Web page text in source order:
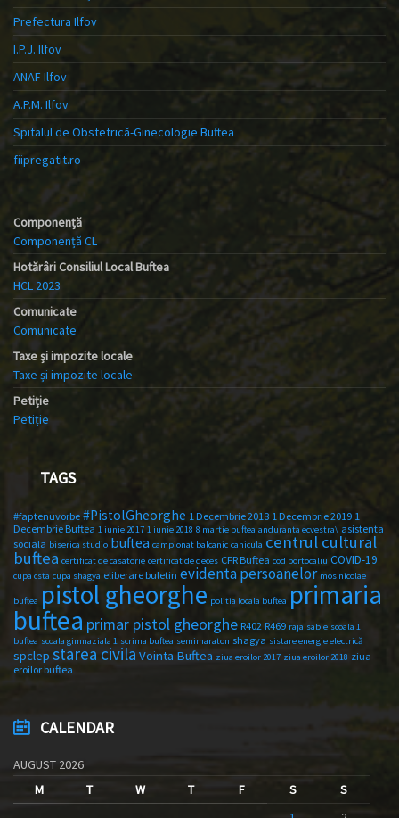
Prefectura Ilfov
I.P.J. Ilfov
ANAF Ilfov
A.P.M. Ilfov
Spitalul de Obstetrică-Ginecologie Buftea
fiipregatit.ro
Componență
Componență CL
Hotărâri Consiliul Local Buftea
HCL 2023
Comunicate
Comunicate
Taxe și impozite locale
Taxe și impozite locale
Petiție
Petiție
TAGS
#faptenuvorbe #PistolGheorghe 1 Decembrie 2018 1 Decembrie 2019 1
Decembrie Buftea 1 iunie 2017 1 iunie 2018 8 martie buftea anduranta ecvestra\ asistenta
sociala biserica studio buftea campionat balcanic canicula centrul cultural
buftea certificat de casatorie certificat de deces CFR Buftea cod portocaliu COVID-19
cupa csta cupa shagya eliberare buletin evidenta persoanelor mos nicolae
buftea pistol gheorghe politia locala buftea primaria
buftea primar pistol gheorghe R402 R469 raja sabie scoala 1
buftea scoala gimnaziala 1 scrima buftea semimaraton shagya sistare energie electrică
spclep starea civila Vointa Buftea ziua eroilor 2017 ziua eroilor 2018 ziua
eroilor buftea
CALENDAR
AUGUST 2026
M
T W T F S
S